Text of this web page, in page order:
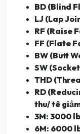
BD (Blind
LJ (Lap
RF (Raise
FF (Flate
BW (Butt
SW
THD
RD
thu/ tê
3M: 3000
6M: 6000